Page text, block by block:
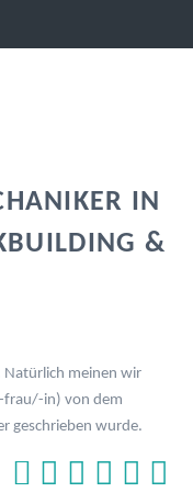
IN
&
Natürlich meinen wir
frau/-in) von dem
geschrieben wurde.